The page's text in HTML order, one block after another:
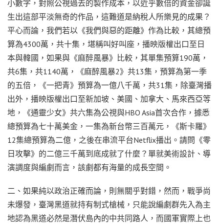
小數字，對照公視過去的製作成本，以近乎數倍的資金卻誕
生出這部平淡無奇的作品，這難道是納稅人所樂見的成果？
平心而論，我們若以《我們與惡的距離》作為比較，其總預
算為4300萬，共十集，堪稱叫好叫座，播映版權出口至日
本與韓國，如果與《麻醉風暴》比較，其單集預算190萬，
共6集，共1140萬，《麻醉風暴2》共13集，預算為第一季
的五倍，《一把青》預算為一億八千萬，共31集，除臺灣播
出外，播映版權出口至新加坡、美國、加拿大、馬來西亞等
地，《通靈少女》共六集為公視與HBO Asia首次合作，據悉
總預算為七十萬美金，一集為新台幣三百萬元，《斯卡羅》
12集總預算為二億，之後在串流平台Netflix播出。請問《零
日攻擊》的二億三千萬到底成就了什麼？單就美術設計、導
演調度與編劇而言，該劇都有海量的成長空間。
二、如果純以政治正確而論，則無關乎對錯，然而，戰爭尚
未爆發，臺灣黑道就持有制式槍械，只能說編劇群先入為主
地認為黑道必然是潛伏島內的中共同路人，而國軍實際上也